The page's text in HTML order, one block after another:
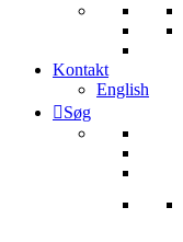
Kontakt
English
Søg